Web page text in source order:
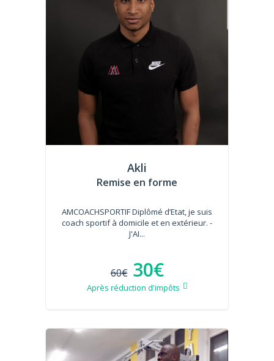
Akli
Remise en forme
AMCOACHSPORTIF Diplômé d’Etat, je suis
coach sportif à domicile et en extérieur. -
J'AI...
60€ 30€
Après réduction d'impôts